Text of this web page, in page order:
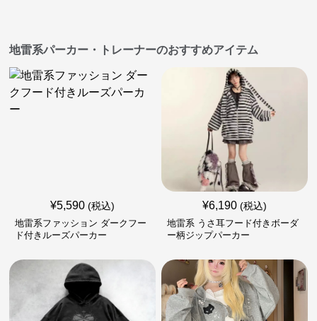
地雷系パーカー・トレーナーのおすすめアイテム
¥5,590 (税込)
地雷系ファッション ダークフー
ド付きルーズパーカー
¥6,190 (税込)
地雷系 うさ耳フード付きボーダ
ー柄ジップパーカー